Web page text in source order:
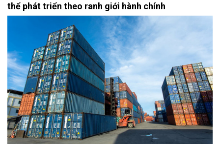
thể phát triển theo ranh giới hành chính